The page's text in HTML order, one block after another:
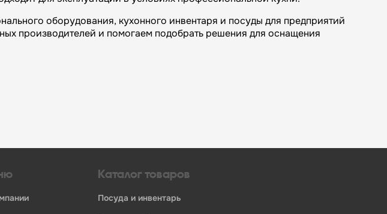
оборудования, кухонного инвентаря и посуды для предприятий
производителей и помогаем подобрать решения для оснащения
Каталог товаров
посуда и инвентарь